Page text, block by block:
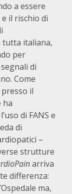
a essere
il rischio di
italiana,
per
di
Come
il
ha
di FANS e
di
–
strutture
arriva
differenza:
ma,